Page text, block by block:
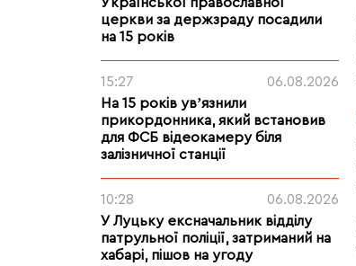
церкви за держзраду посадили
на 15 років
15:27
06.08.2026
На 15 років увʼязнили
прикордонника, який встановив
для ФСБ відеокамеру біля
залізничної станції
10:28
06.08.2026
У Луцьку ексначальник відділу
патрульної поліції, затриманий на
хабарі, пішов на угоду